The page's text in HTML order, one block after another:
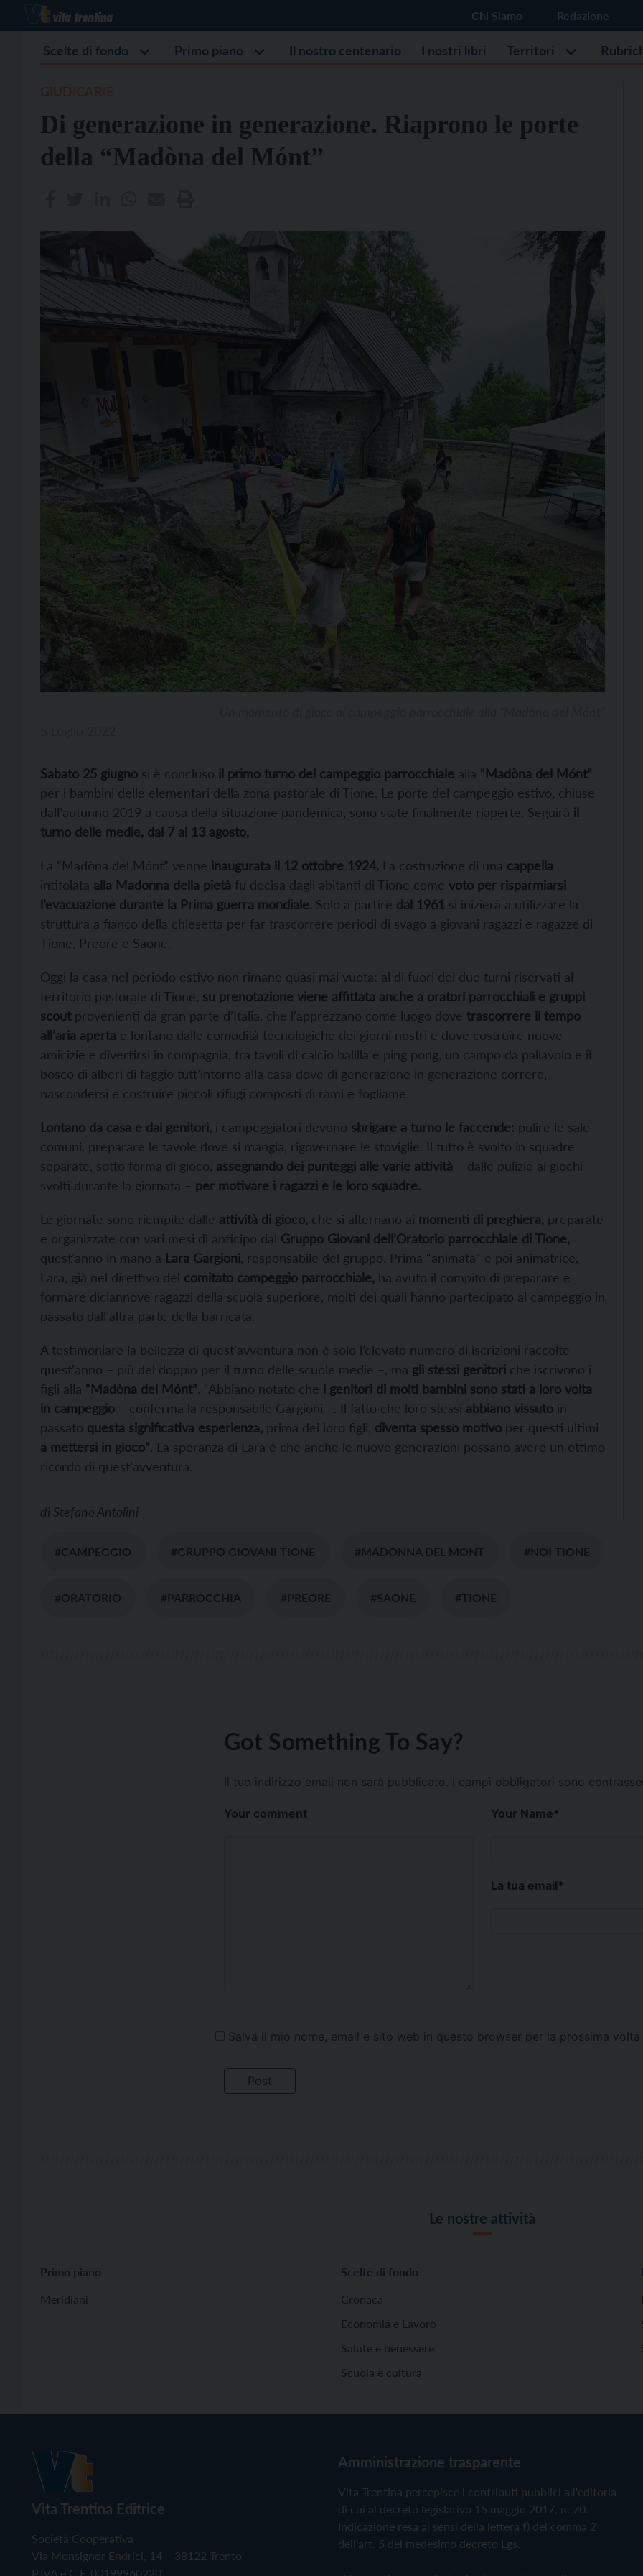
Chi Siamo Redazione
Scelte di fondo Primo piano Il nostro centenario I nostri libri Territori
Di generazione in generazione. Riaprono le porte
della “Madòna del Mónt”
Sabato 25 giugno si è concluso il primo turno del campeggio parrocchiale alla “Madòna del Mónt”
per i bambini delle elementari della zona pastorale di Tione. Le porte del campeggio estivo, chiuse
dall’autunno 2019 a causa della situazione pandemica, sono state finalmente riaperte. Seguirà il
turno delle medie, dal 7 al 13 agosto.
La “Madòna del Mónt” venne inaugurata il 12 ottobre 1924. La costruzione di una cappella
intitolata alla Madonna della pietà fu decisa dagli abitanti di Tione come voto per risparmiarsi
l’evacuazione durante la Prima guerra mondiale. Solo a partire dal 1961 si inizierà a utilizzare la
struttura a fianco della chiesetta per far trascorrere periodi di svago a giovani ragazzi e ragazze di
Tione, Preore e Saone.
Oggi la casa nel periodo estivo non rimane quasi mai vuota: al di fuori dei due turni riservati al
territorio pastorale di Tione, su prenotazione viene affittata anche a oratori parrocchiali e gruppi
scoutprovenienti da gran parte d’Italia, che l’apprezzano come luogo dove trascorrere il tempo
all’aria aperta e lontano dalle comodità tecnologiche dei giorni nostri e dove costruire nuove
amicizie e divertirsi in compagnia, tra tavoli di calcio balilla e ping pong, un campo da pallavolo e il
bosco di alberi di faggio tutt’intorno alla casa dove di generazione in generazione correre,
nascondersi e costruire piccoli rifugi composti di rami e fogliame.
Lontano da casa e dai genitori, i campeggiatori devono sbrigare a turno le faccende: pulire le sale
comuni, preparare le tavole dove si mangia, rigovernare le stoviglie. Il tutto è svolto in squadre
separate, sotto forma di gioco, assegnando dei punteggi alle varie attività – dalle pulizie ai giochi
svolti durante la giornata – per motivare i ragazzi e le loro squadre.
Le giornate sono riempite dalle attività di gioco, che si alternano ai momenti di preghiera, preparate
e organizzate con vari mesi di anticipo dal Gruppo Giovani dell’Oratorio parrocchiale di Tione,
quest’anno in mano a Lara Gargioni, responsabile del gruppo. Prima “animata” e poi animatrice,
Lara, già nel direttivo del comitato campeggio parrocchiale, ha avuto il compito di preparare e
formare diciannove ragazzi della scuola superiore, molti dei quali hanno partecipato al campeggio in
passato dall’altra parte della barricata.
A testimoniare la bellezza di quest’avventura non è solo l’elevato numero di iscrizioni raccolte
quest’anno – più del doppio per il turno delle scuole medie –, ma gli stessi genitori che iscrivono i
figli alla “Madòna del Mónt”. “Abbiano notato che i genitori di molti bambini sono stati a loro volta
in campeggio – conferma la responsabile Gargioni –. Il fatto che loro stessi abbiano vissuto in
passato questa significativa esperienza, prima dei loro figli, diventa spesso motivo per questi ultimi
a mettersi in gioco”. La speranza di Lara è che anche le nuove generazioni possano avere un ottimo
ricordo di quest’avventura.
di Stefano Antolini
#CAMPEGGIO #GRUPPO GIOVANI TIONE #MADONNA DEL MONT #NOI TIONE
#ORATORIO #PARROCCHIA #PREORE #SAONE #TIONE
Got Something To Say?
Il tuo indirizzo email non sarà pubblicato. I campi obbligatori sono
Your comment Your Name*
La tua email*
Salva il mio nome, email e sito web in questo browser per la prossima
Le nostre attività
Primo piano
Meridiani
Scelte di fondo
Cronaca
Economia e Lavoro
Salute e benessere
Scuola e cultura
Vita Trentina Editrice
Società Cooperativa
Via Monsignor Endrici, 14 – 38122 Trento
P.IVA e C.F. 00199960220
Amministrazione trasparente
Vita Trentina percepisce i contributi pubblici all'editoria
di cui al decreto legislativo 15 maggio 2017, n. 70.
Indicazione resa ai sensi della lettera f) del comma 2
dell'art. 5 del medesimo decreto Lgs.